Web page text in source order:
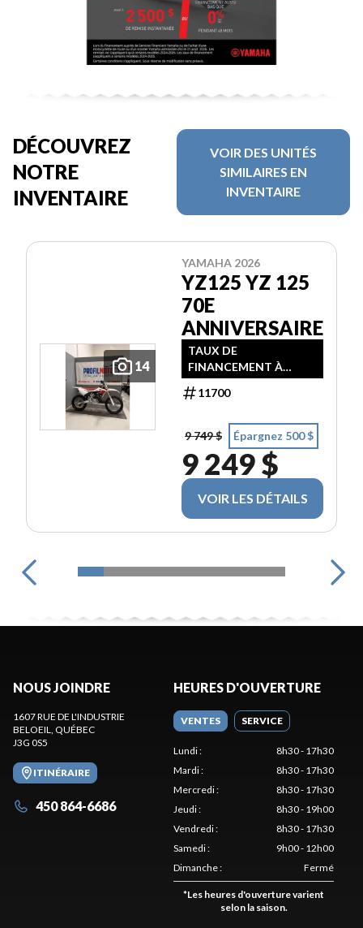
DÉCOUVREZ
NOTRE
INVENTAIRE
VOIR DES UNITÉS
SIMILAIRES EN
INVENTAIRE
14
YAMAHA 2026
YZ125 YZ 125
70E
ANNIVERSAIRE
TAUX DE
FINANCEMENT À
PARTIR DE 3,99% / 24
MOIS
11700
9 749 $ Épargnez 500 $
9 249 $
VOIR LES DÉTAILS
NOUS JOINDRE
1607 RUE DE L'INDUSTRIE
BELOEIL, QUÉBEC
J3G 0S5
ITINÉRAIRE
450 864-6686
HEURES D'OUVERTURE
VENTES SERVICE
Lundi:
8h30 - 17h30
Mardi:
8h30 - 17h30
Mercredi:
8h30 - 17h30
Jeudi:
8h30 - 19h00
Vendredi:
8h30 - 17h30
Samedi:
9h00 - 12h00
Dimanche: Fermé
*Les heures d'ouverture varient
selon la saison.